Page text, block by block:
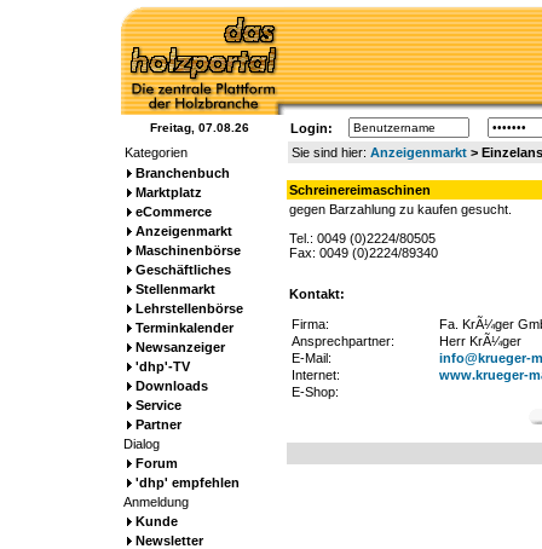
Freitag, 07.08.26
Login:
Kategorien
Sie sind hier: Anzeigenmarkt>
Branchenbuch
Marktplatz
eCommerce
Anzeigenmarkt
Maschinenbörse
Geschäftliches
Stellenmarkt
Lehrstellenbörse
Terminkalender
Newsanzeiger
'dhp'-TV
Downloads
Service
Partner
Dialog
Forum
'dhp' empfehlen
Anmeldung
Kunde
Newsletter
Schreinereimaschinen
gegen Barzahlung zu kaufen gesucht.
Tel.: 0049 (0)2224/80505
Fax: 0049 (0)2224/89340
Kontakt:
Firma:
Fa. KrÃ¼ger
Ansprechpartner:
Herr KrÃ¼ger
E-Mail:
info@krueger-
Internet:
www.krueger-
E-Shop: